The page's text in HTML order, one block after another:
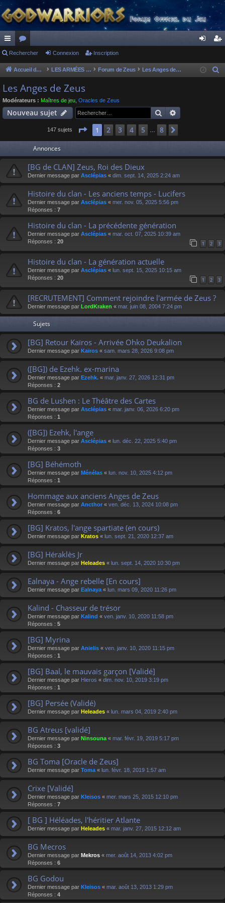
ac
co
ur
ci
or
u
m
s
ne cri
Rechercher Connexion Inscription
Accueil du forum LES ARMÉES DIVINES - FORUMS DE CLAN Forum de Zeus Les Anges de Zeus
e
Les Anges de Zeus
Modérateurs : Maîtres de jeu Oracles de Zeus
Nouveau sujet Rechercher
147 sujets Page 1sur
1 2 3 4 5 8
Annonces
[BG de CLAN] Zeus, Roi des Dieux
Dernier message par Asclépias « dim. sept. 14, 2025 2:24 am
Histoire du clan - Les anciens temps - Lucifers
Dernier message par Asclépias « mer. nov. 05, 2025 5:56 pm
Réponses : 7
Histoire du clan - La précédente génération
Dernier message par Asclépias « mar. oct. 07, 2025 10:39 am
Réponses : 20 1 2 3
Histoire du clan - La génération actuelle
Dernier message par Asclépias « lun. sept. 15, 2025 10:15 am
Réponses : 20 1 2 3
[RECRUTEMENT] Comment rejoindre l'armée de Zeus ?
Dernier message par LordKraken « mar. juin 08, 2004 7:24 pm
Sujets
[BG] Retour Kaïros - Arrivée Ohko Deukalion
Dernier message par Kaïros « sam. mars 28, 2026 9:08 pm
([BG]) de Ezehk. ex-marina
Dernier message par Ezehk. « mar. janv. 27, 2026 12:31 pm
Réponses : 2
BG de Lushen : Le Théâtre des Cartes
Dernier message par Asclépias « mar. janv. 06, 2026 6:20 pm
Réponses : 1
([BG]) Ezehk, l'ange
Dernier message par Asclépias « lun. déc. 22, 2025 5:40 pm
Réponses : 3
[BG] Béhémoth
Dernier message par Ménélas « lun. nov. 10, 2025 4:12 pm
Réponses : 1
Hommage aux anciens Anges de Zeus
Dernier message par Ancthor « ven. déc. 13, 2024 10:08 pm
Réponses : 6
[BG] Kratos, l'ange spartiate (en cours)
Dernier message par Kratos « lun. sept. 21, 2020 12:37 am
[BG] Héraklès Jr
Dernier message par Heleades « lun. sept. 14, 2020 10:30 pm
Ealnaya - Ange rebelle [En cours]
Dernier message par Ealnaya « lun. mars 09, 2020 11:26 pm
Kalind - Chasseur de trésor
Dernier message par Kalind « ven. janv. 10, 2020 11:58 pm
Réponses : 5
[BG] Myrina
Dernier message par Anielis « ven. janv. 10, 2020 11:15 pm
Réponses : 1
[BG] Baal, le mauvais garçon [Validé]
Dernier message par Hieros « dim. nov. 10, 2019 3:19 pm
Réponses : 1
[BG] Persée (Validé)
Dernier message par Heleades « lun. mars 04, 2019 2:40 pm
BG Atreus [validé]
Dernier message par Ninsouna « mar. févr. 19, 2019 5:17 pm
Réponses : 3
BG Toma [Oracle de Zeus]
Dernier message par Toma « lun. févr. 18, 2019 1:57 am
Crixe [Validé]
Dernier message par Kleisos « mer. mars 25, 2015 12:10 pm
Réponses : 7
[ BG ] Héléades, l'héritier Atlante
Dernier message par Heleades « mar. janv. 27, 2015 12:12 am
BG Mecros
Dernier message par Mekros « mer. août 14, 2013 4:02 pm
Réponses : 6
BG Godou
Dernier message par Kleisos « mar. août 13, 2013 1:29 pm
Réponses : 4